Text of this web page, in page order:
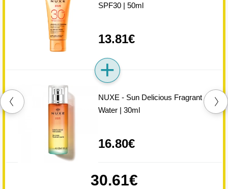
SPF30 | 50ml
13.81€
NUXE - Sun Delicious Fragrant
Water | 30ml
16.80€
30.61€